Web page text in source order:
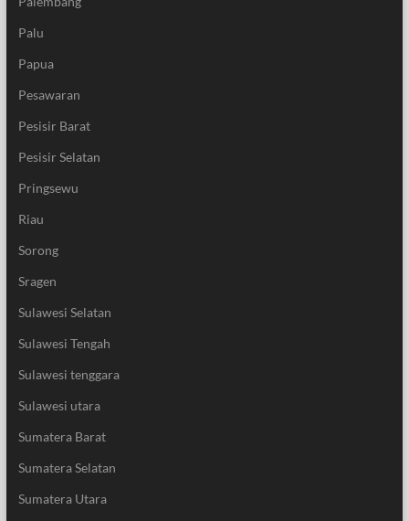
Palu
Papua
Pesawaran
Pesisir Barat
Pesisir Selatan
Pringsewu
Riau
Sorong
Sragen
Sulawesi Selatan
Sulawesi Tengah
Sulawesi tenggara
Sulawesi utara
Sumatera Barat
Sumatera Selatan
Sumatera Utara